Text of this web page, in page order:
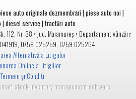
auto originale dezmembrări | piese auto noi |
| diesel service | tractări auto
112, Nr. 38 • jud. Maramureș • Departament vânzări:
, 0759 025259, 0759 025264
Alternativă a Litigiilor
Online a Litigiilor
Termeni și Condiții
stock inventory management software